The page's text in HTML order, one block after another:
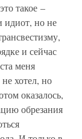
такое –
идиот, но не
и сейчас
меня
не хотел, но
оказалось,
обрезания